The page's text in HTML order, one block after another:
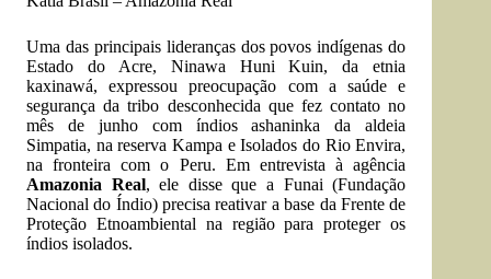
Uma das principais lideranças dos povos indígenas do
Estado do Acre, Ninawa Huni Kuin, da etnia
kaxinawá, expressou preocupação com a saúde e
segurança da tribo desconhecida que fez contato no
mês de junho com índios ashaninka da aldeia
Simpatia, na reserva Kampa e Isolados do Rio Envira,
na fronteira com o Peru. Em entrevista à agência
Amazonia Real, ele disse que a Funai (Fundação
Nacional do Índio) precisa reativar a base da Frente de
Proteção Etnoambiental na região para proteger os
índios isolados.